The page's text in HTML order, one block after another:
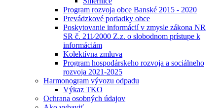
Program rozvoja obce Banské 2015 - 2020
Prevádzkové poriadky obce
Poskytovanie informácií v zmysle zákona NR
SR č. 211⁄2000 Z.z. o slobodnom prístupe k
informáciám
Kolektívna zmluva
Program hospodárskeho rozvoja a sociálneho
rozvoja 2021-2025
Harmonogram vývozu odpadu
Výkaz TKO
Ochrana osobných údajov